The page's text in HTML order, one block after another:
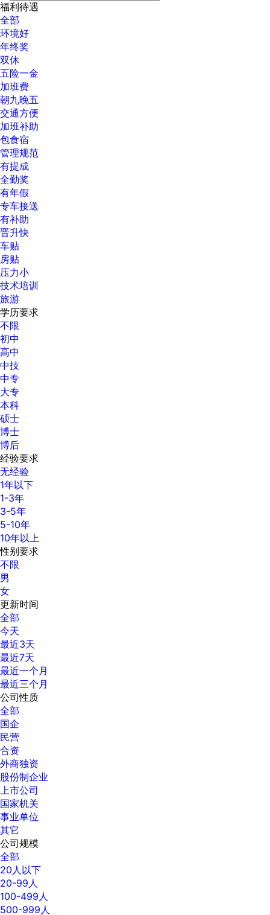
福利待遇
全部
环境好
年终奖
双休
五险一金
加班费
朝九晚五
交通方便
加班补助
包食宿
管理规范
有提成
全勤奖
有年假
专车接送
有补助
晋升快
车贴
房贴
压力小
技术培训
旅游
学历要求
不限
初中
高中
中技
中专
大专
本科
硕士
博士
博后
经验要求
无经验
1年以下
1-3年
3-5年
5-10年
10年以上
性别要求
不限
男
女
更新时间
全部
今天
最近3天
最近7天
最近一个月
最近三个月
公司性质
全部
国企
民营
合资
外商独资
股份制企业
上市公司
国家机关
事业单位
其它
公司规模
全部
20人以下
20-99人
100-499人
500-999人